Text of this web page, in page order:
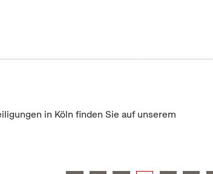
in Köln finden Sie auf unserem